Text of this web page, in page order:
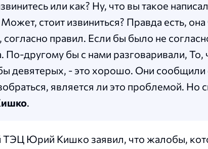
или как? Ну, что вы такое
стоит извиниться? Правда есть, она
правил. Если бы было не
По-другому бы с нами разговаривали, То,
девятерых, - это хорошо. Они сообщили
является ли это проблемой. Но
.
ТЭЦ Юрий Кишко заявил, что жалобы,